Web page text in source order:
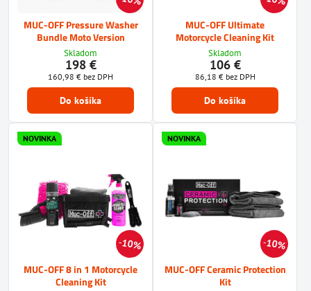
MUC-OFF Pressure Washer
Bundle Moto Version
Skladom
198 €
160,98 € bez DPH
Do košíka
MUC-OFF Ultimate
Motorcycle Cleaning Kit
Skladom
106 €
86,18 € bez DPH
Do košíka
10%
NOVINKA
MUC-OFF 8 in 1 Motorcycle
Cleaning Kit
10%
NOVINKA
MUC-OFF Ceramic Protection
Kit